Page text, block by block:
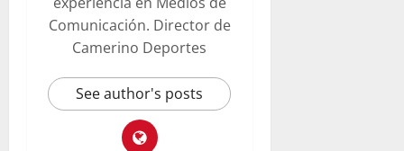
Comunicación. Director de
Camerino Deportes
See author's posts